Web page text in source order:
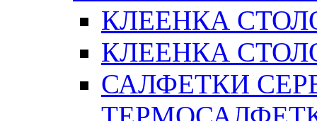
КЛЕЕНКА
КЛЕЕНКА
САЛФЕТКИ